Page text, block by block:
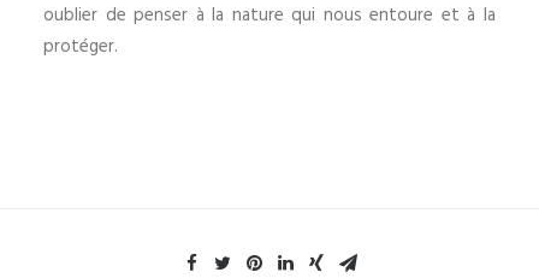
oublier de penser à la nature qui nous entoure et à la
protéger.